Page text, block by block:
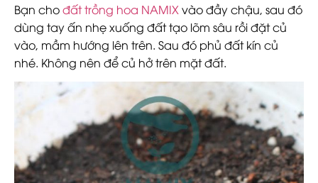
Bạn chođất trồng hoa NAMIXvào đầy chậu, sau đó
dùng tay ấn nhẹ xuống đất tạo lõm sâu rồi đặt củ
vào, mầm hướng lên trên. Sau đó phủ đất kín củ
nhé. Không nên để củ hở trên mặt đất.